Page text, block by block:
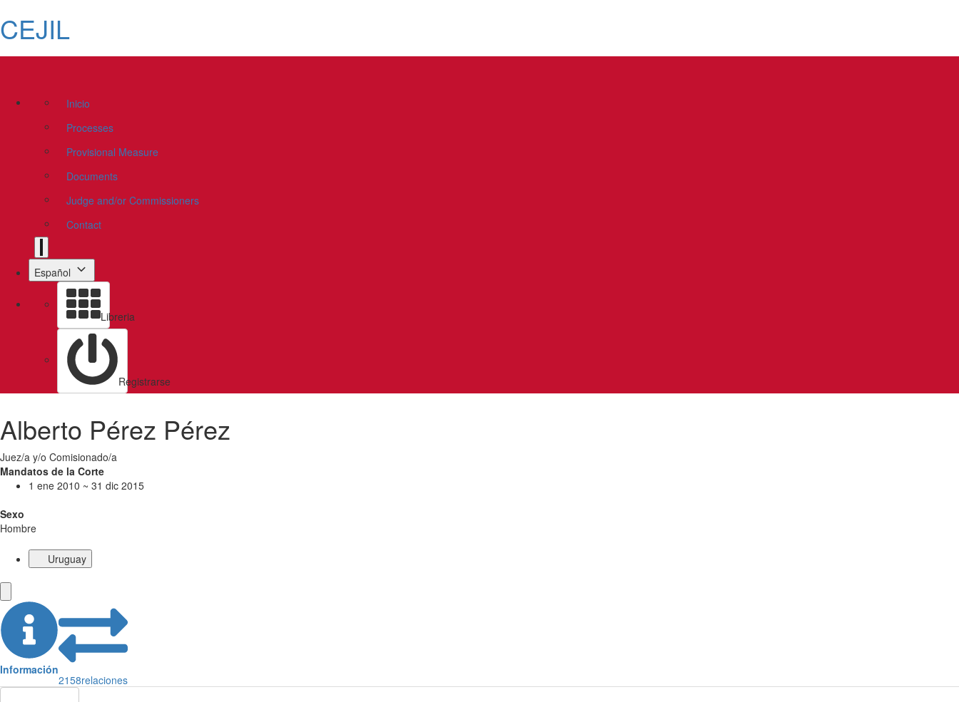
CEJIL
Inicio
Processes
Provisional Measure
Documents
Judge and/or Commissioners
Contact
Español
Libreria
Registrarse
Alberto Pérez Pérez
Juez/a y/o Comisionado/a
Mandatos de la Corte
1 ene 2010 ~ 31 dic 2015
Sexo
Hombre
Uruguay
Información
2158relaciones